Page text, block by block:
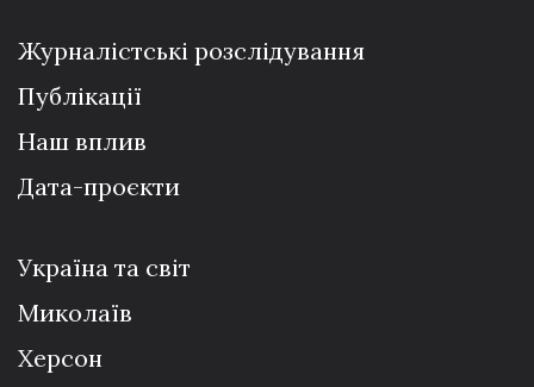
Журналістські розслідування
Публікації
Наш вплив
Дата-проєкти
Україна та світ
Миколаїв
Херсон